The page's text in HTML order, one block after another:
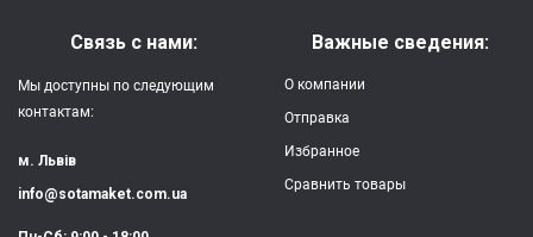
Связь с нами:
Мы доступны по следующим
контактам:
м. Львів
info@sotamaket.com.ua
Важные сведения:
О компании
Отправка
Избранное
Сравнить товары